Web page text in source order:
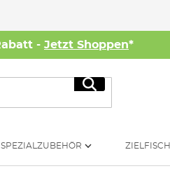
- Jetzt Shoppen*
Suche
SPEZIALZUBEHÖR ZIELFISCH